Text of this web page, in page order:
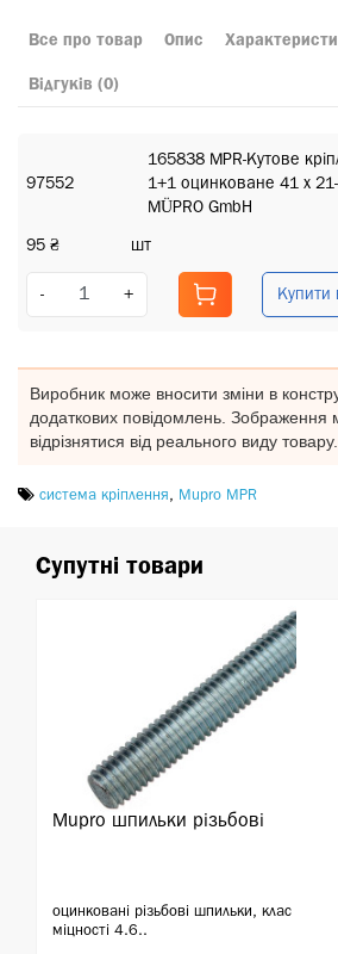
Все про товар Опис
Відгуків (0)
97552
165838 MPR-Кутове
1+1 оцинковане 41 х
MÜPRO GmbH
95 ₴ шт
- + Купити
Виробник може вносити зміни в
додаткових повідомлень. Зображення
відрізнятися від реального виду товару.
система кріплення Mupro MPR
Супутні товари
Mupro шпильки різьбові
оцинковані різьбові шпильки, клас
міцності 4.6..